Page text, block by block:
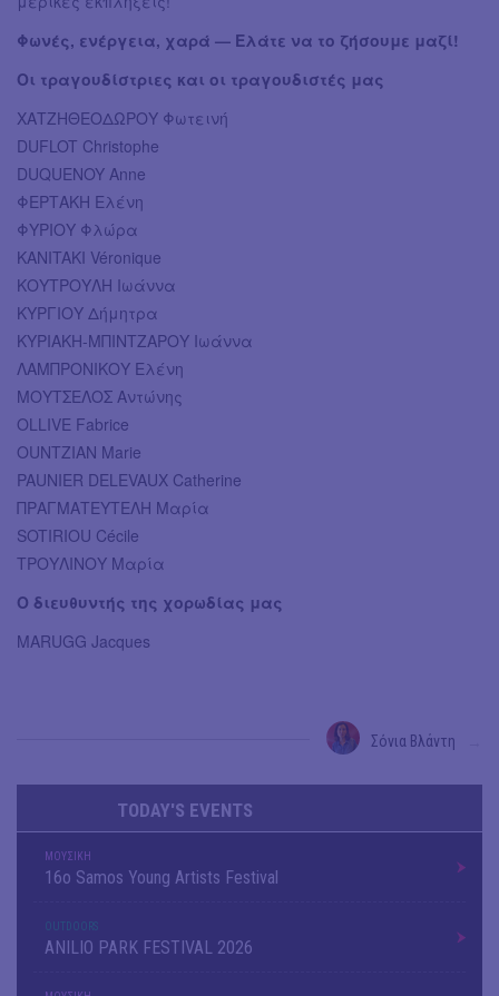
Φωνές, ενέργεια, χαρά — Ελάτε να το ζήσουμε μαζί!
Οι τραγουδίστριες και οι τραγουδιστές μας
ΧΑΤΖΗΘΕΟΔΩΡΟΥ Φωτεινή
DUFLOT Christophe
DUQUENOY Anne
ΦΕΡΤΑΚΗ Ελένη
ΦΥΡΙΟΥ Φλώρα
KANITAKI Véronique
KΟΥΤΡΟΥΛΗ Iωάννα
ΚΥΡΓΙΟΥ Δήμητρα
ΚΥΡΙΑΚΗ-ΜΠΙΝΤΖΑΡΟΥ Iωάννα
ΛΑΜΠΡΟΝΙΚΟΥ Eλένη
ΜΟΥΤΣΕΛΟΣ Aντώνης
OLLIVE Fabrice
OUNTZIAN Marie
PAUNIER DELEVAUX Catherine
ΠΡΑΓΜΑΤΕΥΤΕΛΗ Mαρία
SOTIRIOU Cécile
TΡΟΥΛΙΝΟΥ Mαρία
Ο διευθυντής της χορωδίας μας
MARUGG Jacques
Σόνια Βλάντη
TODAY'S EVENTS
ΜΟΥΣΙΚΗ
16o Samos Young Artists Festival
OUTDΟORS
ANILIO PARK FESTIVAL 2026